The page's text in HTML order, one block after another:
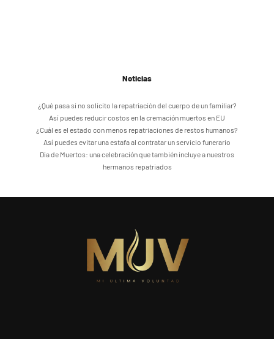
Noticias
¿Qué pasa si no solicito la repatriación del cuerpo de un familiar?
Así puedes reducir costos en la cremación muertos en EU
¿Cuál es el estado con menos repatriaciones de restos humanos?
Así puedes evitar una estafa al contratar un servicio funerario
Día de Muertos: una celebración que también incluye a nuestros
hermanos repatriados